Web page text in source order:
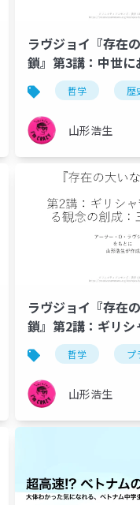
充満の原理 ロ
ラヴジョイ『存在
鎖』第3講：中世に
原理と内部紛争
哲学 歴
山形浩生
プラトン 異世界
ラヴジョイ『存在
鎖』第2講：ギリシ
る観念の創成：三
哲学 プ
山形浩生